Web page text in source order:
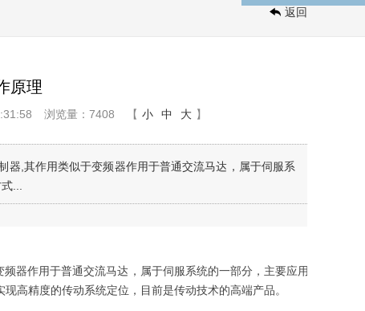
返回
原理
浏览量：7408 【 小 中 大 】
器,其作用类似于变频器作用于普通交流马达，属于伺服系
...
器作用于普通交流马达，属于伺服系统的一部分，主要应用于
高精度的传动系统定位，目前是传动技术的高端产品。